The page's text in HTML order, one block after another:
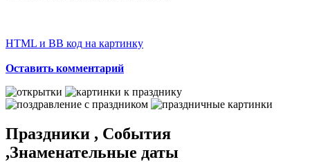
HTML и BB код на картинку
Оставить комментарий
Праздники , События
,Знаменательные даты